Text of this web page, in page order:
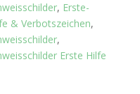
, Erste-
& Verbotszeichen,
,
Erste Hilfe